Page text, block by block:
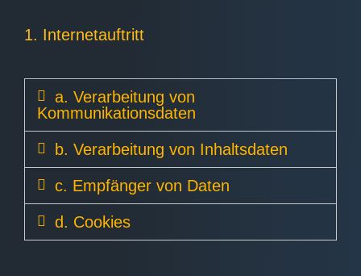
1. Internetauftritt
a. Verarbeitung von
Kommunikationsdaten
b. Verarbeitung von Inhaltsdaten
c. Empfänger von Daten
d. Cookies